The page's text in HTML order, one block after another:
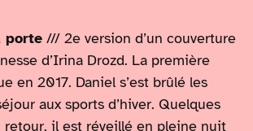
porte /// 2e version d’un couverture
d’Irina Drozd. La première
en 2017. Daniel s’est brûlé les
aux sports d’hiver. Quelques
retour, il est réveillé en pleine nuit